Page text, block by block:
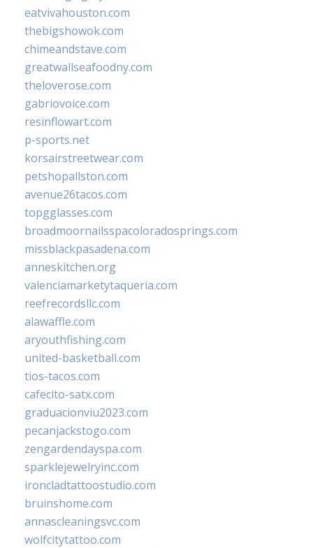
eatvivahouston.com
thebigshowok.com
chimeandstave.com
greatwallseafoodny.com
theloverose.com
gabriovoice.com
resinflowart.com
p-sports.net
korsairstreetwear.com
petshopallston.com
avenue26tacos.com
topgglasses.com
broadmoornailsspacoloradosprings.com
missblackpasadena.com
anneskitchen.org
valenciamarketytaqueria.com
reefrecordsllc.com
alawaffle.com
aryouthfishing.com
united-basketball.com
tios-tacos.com
cafecito-satx.com
graduacionviu2023.com
pecanjackstogo.com
zengardendayspa.com
sparklejewelryinc.com
ironcladtattoostudio.com
bruinshome.com
annascleaningsvc.com
wolfcitytattoo.com